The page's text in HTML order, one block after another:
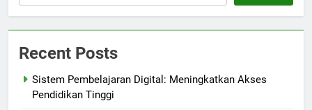
Recent Posts
Sistem Pembelajaran Digital: Meningkatkan Akses
Pendidikan Tinggi